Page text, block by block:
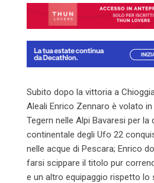
Subito dopo la vittoria a
Aleali Enrico Zennaro è volato
Tegern nelle Alpi Bavaresi per
continentale degli Ufo 22
nelle acque di Pescara; Enrico
farsi scippare il titolo pur
e un altro equipaggio rispetto